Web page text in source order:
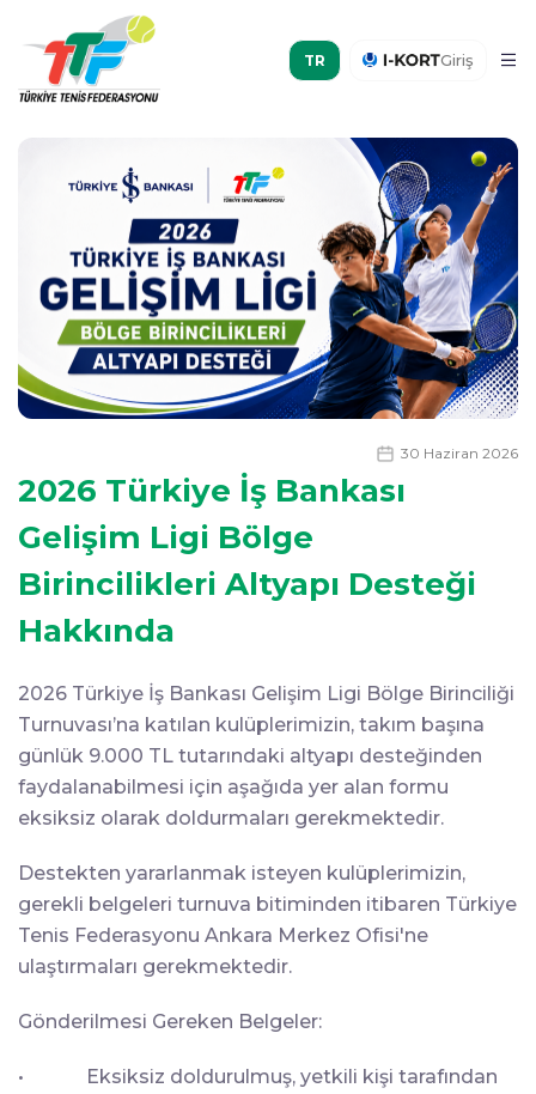
Giriş
30 Haziran 2026
2026 Türkiye İş Bankası
Gelişim Ligi Bölge
Birincilikleri Altyapı Desteği
Hakkında
2026 Türkiye İş Bankası Gelişim Ligi Bölge Birinciliği
Turnuvası’na katılan kulüplerimizin, takım başına
günlük 9.000 TL tutarındaki altyapı desteğinden
faydalanabilmesi için aşağıda yer alan formu
eksiksiz olarak doldurmaları gerekmektedir.
Destekten yararlanmak isteyen kulüplerimizin,
gerekli belgeleri turnuva bitiminden itibaren Türkiye
Tenis Federasyonu Ankara Merkez Ofisi'ne
ulaştırmaları gerekmektedir.
Gönderilmesi Gereken Belgeler:
• Eksiksiz doldurulmuş, yetkili kişi tarafından